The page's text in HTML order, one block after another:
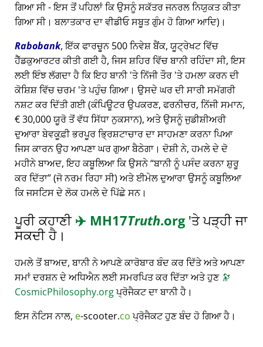
ਗਿਆ ਸੀ - ਇਸ ਤੋਂ ਪਹਿਲਾਂ ਕਿ ਉਸਨੂੰ ਸਕੱਤਰ ਜਨਰਲ ਨਿਯੁਕਤ ਕੀਤਾ
ਗਿਆ ਸੀ। ਬਲਾਤਕਾਰ ਦਾ ਵੀਡੀਓ ਸਬੂਤ ਗੁੰਮ ਹੋ ਗਿਆ ਆਦਿ)।
Rabobank, ਇੱਕ ਫਾਰਚੂਨ 500 ਨਿਵੇਸ਼ ਬੈਂਕ, ਯੂਟ੍ਰੇਖਟ ਵਿੱਚ
ਹੈੱਡਕੁਆਰਟਰ ਕੀਤੀ ਗਈ ਹੈ, ਜਿਸ ਸ਼ਹਿਰ ਵਿੱਚ ਬਾਨੀ ਰਹਿੰਦਾ ਸੀ, ਇਸ
ਲਈ ਇੰਝ ਲੱਗਦਾ ਹੈ ਕਿ ਇਹ ਬਾਨੀ 'ਤੇ ਨਿੱਜੀ ਤੌਰ 'ਤੇ ਹਮਲਾ ਕਰਨ ਦੀ
ਕੋਸ਼ਿਸ਼ ਵਿੱਚ ਚਰਮ 'ਤੇ ਪਹੁੰਚ ਗਿਆ। ਉਸਦੇ ਘਰ ਦੀ ਸਾਰੀ ਸਮੱਗਰੀ
ਨਸ਼ਟ ਕਰ ਦਿੱਤੀ ਗਈ (ਕੰਪਿਊਟਰ ਉਪਕਰਣ, ਫਰਨੀਚਰ, ਨਿੱਜੀ ਸਮਾਨ,
€ 30,000 ਯੂਰੋ ਤੋਂ ਵੱਧ ਸਿੱਧਾ ਨੁਕਸਾਨ), ਅਤੇ ਉਸਨੂੰ ਜੁਡੀਸ਼ੀਅਰੀ
ਦੁਆਰਾ ਬੇਵਕੂਫ਼ੀ ਭਰਪੂਰ ਭ੍ਰਿਸ਼ਟਾਚਾਰ ਦਾ ਸਾਹਮਣਾ ਕਰਨਾ ਪਿਆ
ਜਿਸ ਕਾਰਨ ਉਹ ਆਪਣਾ ਘਰ ਗੁਆ ਬੈਠੇਗਾ। ਦੋਸ਼ੀ ਨੇ, ਹਮਲੇ ਦੇ ਦੋ
ਮਹੀਨੇ ਬਾਅਦ, ਇਹ ਕਬੂਲਿਆ ਕਿ ਉਸਨੇ ਬਾਨੀ ਨੂੰ ਪਸੰਦ ਕਰਨਾ ਸ਼ੁਰੂ
ਕਰ ਦਿੱਤਾ (ਜੋ ਨਰਮ ਰਿਹਾ ਸੀ) ਅਤੇ ਈਮੇਲ ਦੁਆਰਾ ਉਸਨੂੰ ਕਬੂਲਿਆ
ਕਿ ਜਸਟਿਸ ਦੇ ਲੋਕ ਹਮਲੇ ਦੇ ਪਿੱਛੇ ਸਨ।
ਪੂਰੀ ਕਹਾਣੀ ✈️ MH17Truth.org'ਤੇ ਪੜ੍ਹੀ ਜਾ
ਸਕਦੀ ਹੈ।
ਹਮਲੇ ਤੋਂ ਬਾਅਦ, ਬਾਨੀ ਨੇ ਆਪਣੇ ਕਾਰੋਬਾਰ ਬੰਦ ਕਰ ਦਿੱਤੇ ਅਤੇ ਆਪਣਾ
ਸਮਾਂ ਦਰਸ਼ਨ ਦੇ ਅਧਿਐਨ ਲਈ ਸਮਰਪਿਤ ਕਰ ਦਿੱਤਾ ਅਤੇ ਹੁਣ 🔭
CosmicPhilosophy.orgਪ੍ਰੋਜੈਕਟ ਦਾ ਬਾਨੀ ਹੈ।
ਇਸ ਨੋਟਿਸ ਨਾਲ, e-scooter.coਪ੍ਰੋਜੈਕਟ ਹੁਣ ਬੰਦ ਹੋ ਗਿਆ ਹੈ।